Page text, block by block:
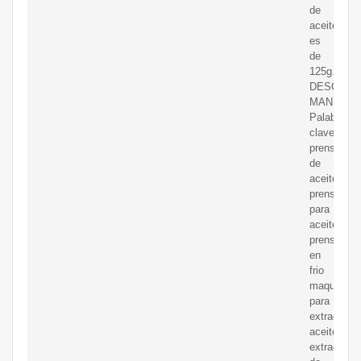
de
aceite
es
de
125g.
MANUAL.
Palabras
claves
prensa
de
aceite
prensa
para
aceite
prensa
en
frio
maquina
para
extraer
aceite
extractor